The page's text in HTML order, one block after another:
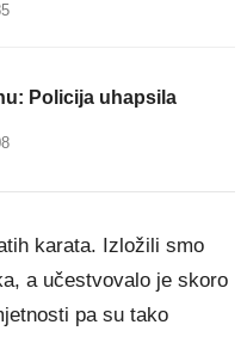
Policija uhapsila
karata. Izložili smo
a učestvovalo je skoro
pa su tako